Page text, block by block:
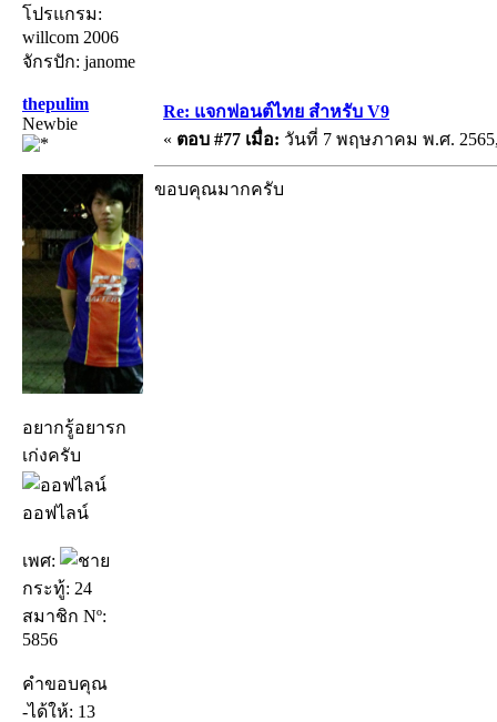
โปรแกรม:
willcom 2006
จักรปัก: janome
thepulim
Newbie
อยากรู้อยารก
เก่งครับ
ออฟไลน์
เพศ:
กระทู้: 24
สมาชิก Nº:
5856
คำขอบคุณ
-ได้ให้: 13
Re: แจกฟอนต์ไทย สำหรับ V9
« ตอบ #77 เมื่อ: วันที่ 7 พฤษภาคม พ.ศ. 2565,
ขอบคุณมากครับ